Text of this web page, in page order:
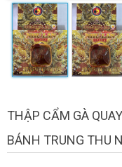
THẬP CẨM GÀ
BÁNH TRUNG THU